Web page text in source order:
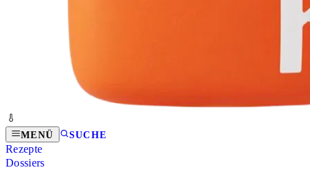
MENÜ SUCHE
Rezepte
Dossiers